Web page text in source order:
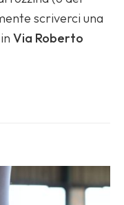
scriverci una
Via Roberto